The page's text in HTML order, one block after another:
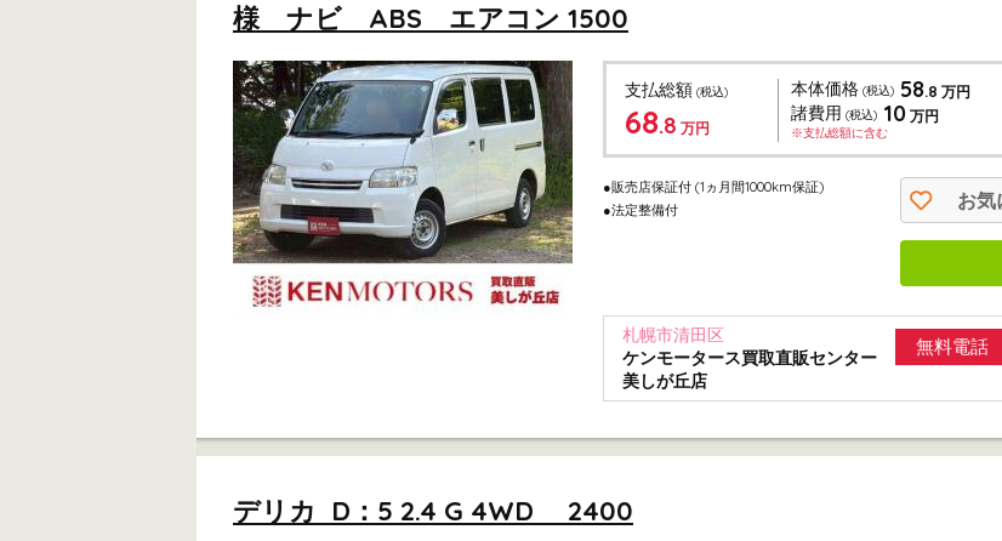
様 ナビ ABS エアコン 1500
●販売店保証付 (1ヵ月間1000km保証)
●法定整備付
支払総額 (税込)
68.8 万円
本体価格(税込) 58.8 万円
諸費用 (税込) 10万円
※支払総額に含む
お気
札幌市清田区
ケンモータース買取直販センター
美しが丘店
無料電話
デリカ D：5 2.4 G 4WD 2400